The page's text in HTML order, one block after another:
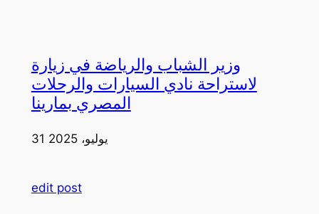
وزير الشباب والرياضة في زيارة
لاستراحة نادي السيارات والرحلات
المصري بمارينا
31 يوليو، 2025
edit post